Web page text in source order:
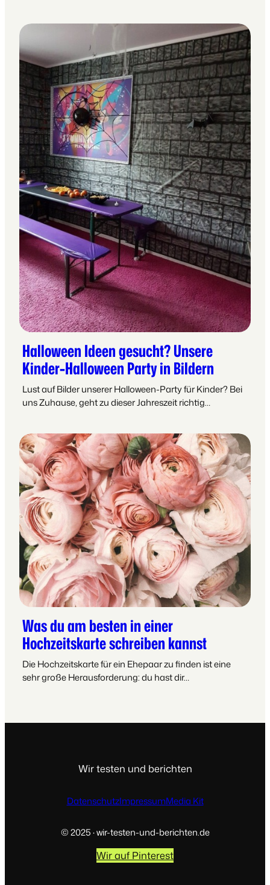
Halloween Ideen gesucht? Unsere
Kinder-Halloween Party in Bildern
Lust auf Bilder unserer Halloween-Party für Kinder? Bei
uns Zuhause, geht zu dieser Jahreszeit richtig…
Was du am besten in einer
Hochzeitskarte schreiben kannst
Die Hochzeitskarte für ein Ehepaar zu finden ist eine
sehr große Herausforderung: du hast dir…
Wir testen und berichten
DatenschutzImpressumMedia Kit
© 2025 · wir-testen-und-berichten.de
Wir auf Pinterest